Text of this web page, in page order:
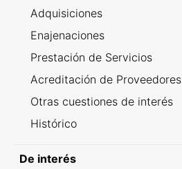
Adquisiciones
Enajenaciones
Prestación de Servicios
Acreditación de Proveedores
Otras cuestiones de interés
Histórico
De interés